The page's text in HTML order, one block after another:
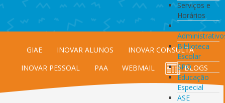
Serviços e
Horários
Serviços
Biblioteca
Escolar
SPO
Educação
Especial
ASE
GIAE INOVAR ALUNOS
INOVAR CONSULTA
INOVAR PESSOAL
PAA WEBMAIL BLOGS